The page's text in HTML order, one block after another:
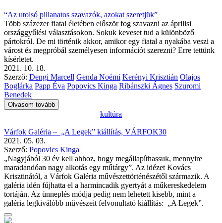
“Az utolsó pillanatos szavazók, azokat szeretjük”
Több százezer fiatal életében először fog szavazni az áprilisi
országgyűlési választásokon. Sokuk keveset tud a különböző
pártokról. De mi történik akkor, amikor egy fiatal a nyakába veszi a
várost és megpróbál személyesen információt szerezni? Erre tettünk
kísérletet.
2021. 10. 18.
Szerző: Dengi Marcell Genda Noémi Kerényi Krisztián Olajos
Boglárka Papp Éva Popovics Kinga Ribánszki Ágnes Szuromi
Benedek
Olvasom tovább
kultúra
Várfok Galéria – „A Legek” kiállítás, VÁRFOK30
2021. 05. 03.
Szerző: Popovics Kinga
„Nagyjából 30 év kell ahhoz, hogy megállapíthassuk, mennyire
maradandóan nagy alkotás egy műtárgy”. Az idézet Kovács
Krisztinától, a Várfok Galéria művészettörténészétől származik. A
galéria idén fújhatta el a harmincadik gyertyát a műkereskedelem
tortáján. Az ünneplés módja pedig nem lehetett kisebb, mint a
galéria legkiválóbb művészeit felvonultató kiállítás: „A Legek”.